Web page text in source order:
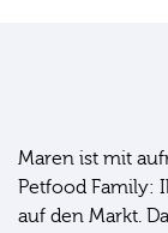
Maren ist mit
Petfood Family:
auf den Markt.